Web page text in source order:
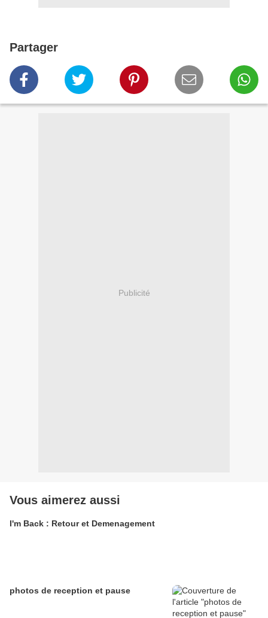
Partager
Publicité
Vous aimerez aussi
I'm Back : Retour et Demenagement
photos de reception et pause